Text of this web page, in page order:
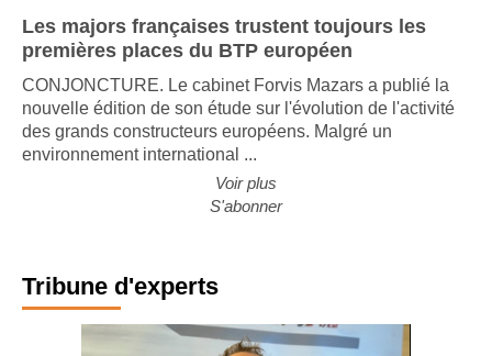
Les majors françaises trustent toujours les
premières places du BTP européen
CONJONCTURE. Le cabinet Forvis Mazars a publié la
nouvelle édition de son étude sur l'évolution de l'activité
des grands constructeurs européens. Malgré un
environnement international ...
Voir plus
S'abonner
Tribune d'experts